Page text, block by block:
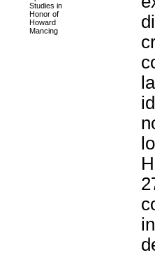
Studies in
Honor of
Howard
Mancing